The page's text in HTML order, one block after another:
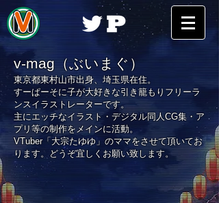
v-mag（ぶいまぐ）
東京都東村山市出身、埼玉県在住。
すーぱーそに子が大好きな引き籠もりフリーラ
ンスイラストレーターです。
​主にエッチなイラスト・ デジタル同人CG集・ア
プリ等の制作をメインに活動。
VTuber「大宗たゆゆ」のママをさせて頂いてお
ります。どうぞ宜しくお願い致します。